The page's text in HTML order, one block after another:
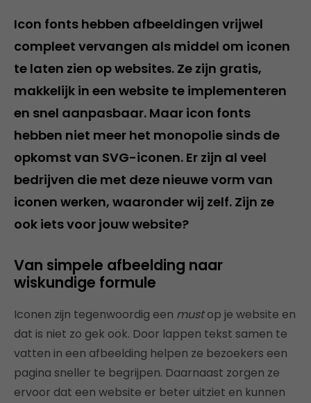
Icon fonts hebben afbeeldingen vrijwel
compleet vervangen als middel om iconen
te laten zien op websites. Ze zijn gratis,
makkelijk in een website te implementeren
en snel aanpasbaar. Maar icon fonts
hebben niet meer het monopolie sinds de
opkomst van SVG-iconen. Er zijn al veel
bedrijven die met deze nieuwe vorm van
iconen werken, waaronder wij zelf. Zijn ze
ook iets voor jouw website?
Van simpele afbeelding naar
wiskundige formule
Iconen zijn tegenwoordig een mustop je website en
dat is niet zo gek ook. Door lappen tekst samen te
vatten in een afbeelding helpen ze bezoekers een
pagina sneller te begrijpen. Daarnaast zorgen ze
ervoor dat een website er beter uitziet en kunnen